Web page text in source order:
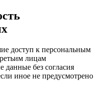
доступ к персональным
лицам
данные без согласия
иное не предусмотрено